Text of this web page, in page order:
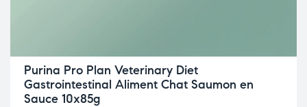
Purina Pro Plan Veterinary Diet
Gastrointestinal Aliment Chat Saumon en
Sauce 10x85g